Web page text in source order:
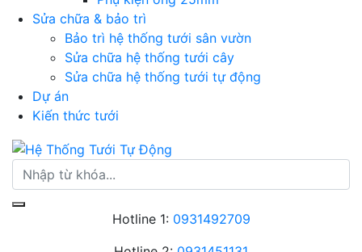
Sửa chữa & bảo trì
Bảo trì hệ thống tưới sân vườn
Sửa chữa hệ thống tưới cây
Sửa chữa hệ thống tưới tự động
Dự án
Kiến thức tưới
Hotline 1: 0931492709